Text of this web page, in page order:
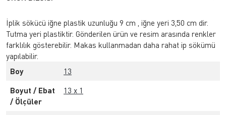
İplik sökücü iğne plastik uzunluğu 9 cm , iğne yeri 3,50 cm dir.
Tutma yeri plastiktir. Gönderilen ürün ve resim arasında renkler
farklılık gösterebilir. Makas kullanmadan daha rahat ip sökümü
yapılabilir.
Boy
13
Boyut / Ebat
/ Ölçüler
13 x 1